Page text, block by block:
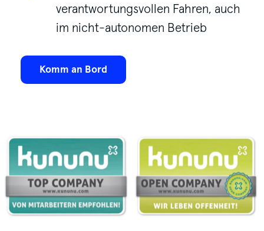
verantwortungsvollen Fahren, auch
im nicht-autonomen Betrieb
Komm an Bord